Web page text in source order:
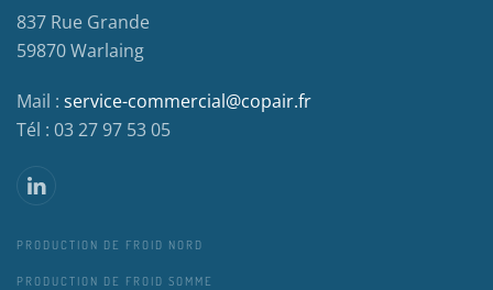
837 Rue Grande
59870 Warlaing
Mail : service-commercial@copair.fr
Tél : 03 27 97 53 05
PRODUCTION DE FROID NORD
PRODUCTION DE FROID SOMME